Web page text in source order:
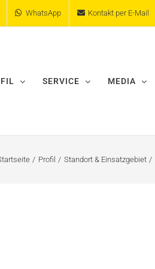
WhatsApp Kontakt per E-Mail
SERVICE MEDIA
Profil Standort & Einsatzgebiet